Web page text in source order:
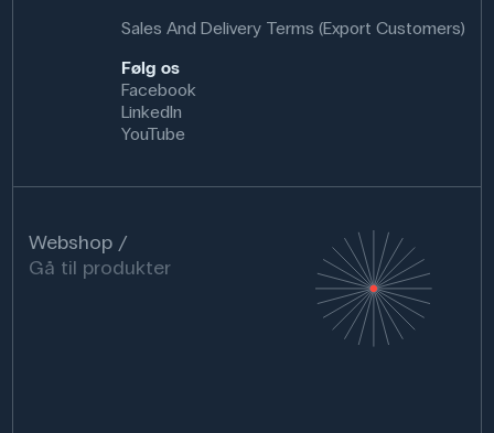
Sales And Delivery Terms (Export Customers)
Følg os
Facebook
LinkedIn
YouTube
Webshop
Gå til produkter